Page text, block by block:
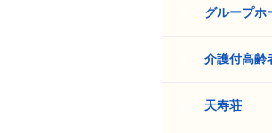
グループホ
介護付高齢
天寿荘